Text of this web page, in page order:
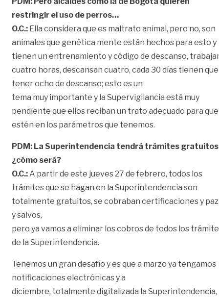
restringir el uso de perros…
O.C.: Ella considera que es maltrato animal, pero no, son
animales que genética mente están hechos para esto y
tienen un entrenamiento y código de descanso,
cuatro horas, descansan cuatro, cada 30 días tienen que
tener ocho de descanso; esto es un
tema muy importante y la Supervigilancia está muy
pendiente que ellos reciban un trato adecuado para que
estén en los parámetros que tenemos.
PDM: La Superintendencia tendrá trámites
¿cómo será?
O.C.:A partir de este jueves 27 de febrero, todos los
trámites que se hagan en la Superintendencia son
totalmente gratuitos, se cobraban certificaciones y paz
y salvos,
pero ya vamos a eliminar los cobros de todos los
de la Superintendencia.
Tenemos un gran desafío y es que a marzo ya tengamos
notificaciones electrónicas y a
diciembre, totalmente digitalizada la Superintendencia,